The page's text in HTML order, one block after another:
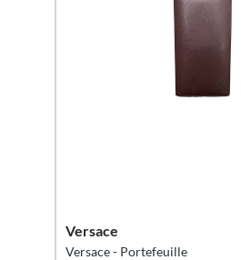
Versace
Versace - Portefeuille